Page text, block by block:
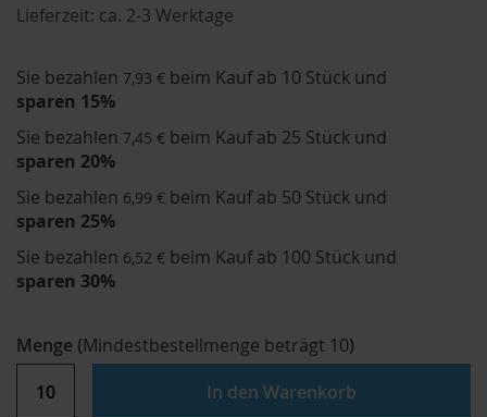
Lieferzeit: ca. 2-3 Werktage
Sie bezahlen 7,93 € beim Kauf ab 10 Stück und
sparen 15%
Sie bezahlen 7,45 € beim Kauf ab 25 Stück und
sparen 20%
Sie bezahlen 6,99 € beim Kauf ab 50 Stück und
sparen 25%
Sie bezahlen 6,52 € beim Kauf ab 100 Stück und
sparen 30%
Menge (Mindestbestellmenge beträgt 10)
In den Warenkorb